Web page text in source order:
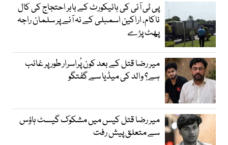
پی ٹی آئی کی ہائیکورٹ کے باہر احتجاج کی کال
ناکام، اراکین اسمبلی کے نہ آنے پر سلمان راجہ
پھٹ پڑے
میر رضا قتل کے بعد کون پُراسرار طور پر غائب
ہے؟ والد کی میڈیا سے گفتگو
میر رضا قتل کیس میں مشکوک گیسٹ ہاؤس
سے متعلق پیش رفت